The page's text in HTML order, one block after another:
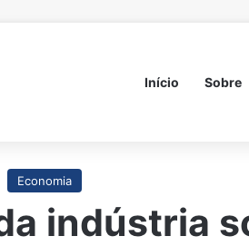
Início Sobre
Economia
indústria